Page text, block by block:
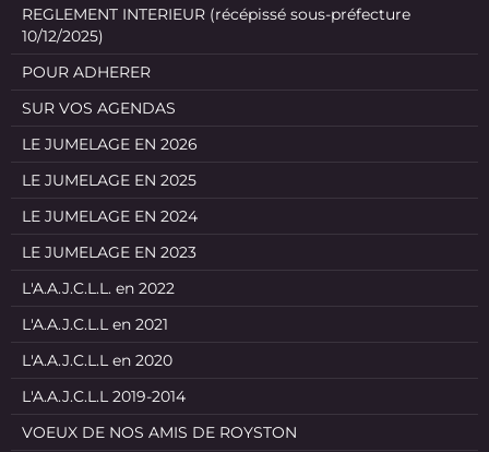
REGLEMENT INTERIEUR (récépissé sous-préfecture
10/12/2025)
POUR ADHERER
SUR VOS AGENDAS
LE JUMELAGE EN 2026
LE JUMELAGE EN 2025
LE JUMELAGE EN 2024
LE JUMELAGE EN 2023
L'A.A.J.C.L.L. en 2022
L'A.A.J.C.L.L en 2021
L'A.A.J.C.L.L en 2020
L'A.A.J.C.L.L 2019-2014
VOEUX DE NOS AMIS DE ROYSTON